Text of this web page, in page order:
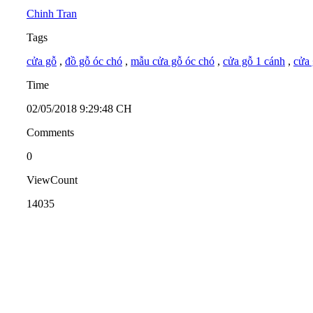
Chinh Tran
Tags
cửa gỗ , đồ gỗ óc chó , mẫu cửa gỗ óc chó , cửa gỗ 1 cánh , cửa
Time
02/05/2018 9:29:48 CH
Comments
0
ViewCount
14035